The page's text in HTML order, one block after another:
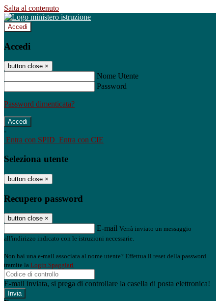
Salta al contenuto
Accedi
Accedi
button close ×
Nome Utente
Password
Password dimenticata?
-
Entra con SPID Entra con CIE
Seleziona utente
button close ×
Recupero password
button close ×
E-mail Verrà inviato un messaggio
all'indirizzo indicato con le istruzioni necessarie.
Non hai una e-mail associata al nome utente? Effettua il reset della password
tramite la Login Spaggiari
E-mail inviata, si prega di controllare la casella di posta elettronica!